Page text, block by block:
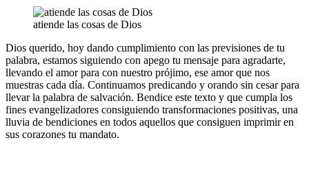
atiende las cosas de Dios
Dios querido, hoy dando cumplimiento con las previsiones de tu
palabra, estamos siguiendo con apego tu mensaje para agradarte,
llevando el amor para con nuestro prójimo, ese amor que nos
muestras cada día. Continuamos predicando y orando sin cesar para
llevar la palabra de salvación. Bendice este texto y que cumpla los
fines evangelizadores consiguiendo transformaciones positivas, una
lluvia de bendiciones en todos aquellos que consiguen imprimir en
sus corazones tu mandato.